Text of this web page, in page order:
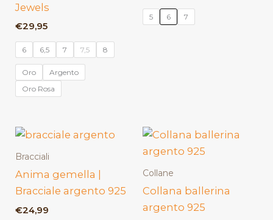
Jewels
€29,95
6 6,5 7 7,5 8
Oro
Argento
Oro Rosa
5 6 7
Bracciali
Anima gemella |
Bracciale argento 925
€24,99
Collane
Collana ballerina
argento 925